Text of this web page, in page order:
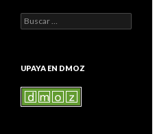
Buscar:
UPAYA EN DMOZ